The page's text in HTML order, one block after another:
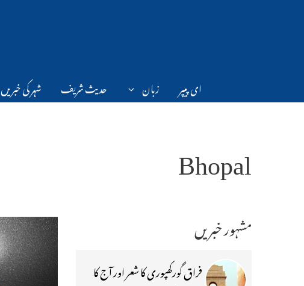
ای پیپر زبان حدیث شریف شہر کی خبریں
Bhopal
مشہور خبریں
فراق گورکھپوری کا شعر اور آج کا